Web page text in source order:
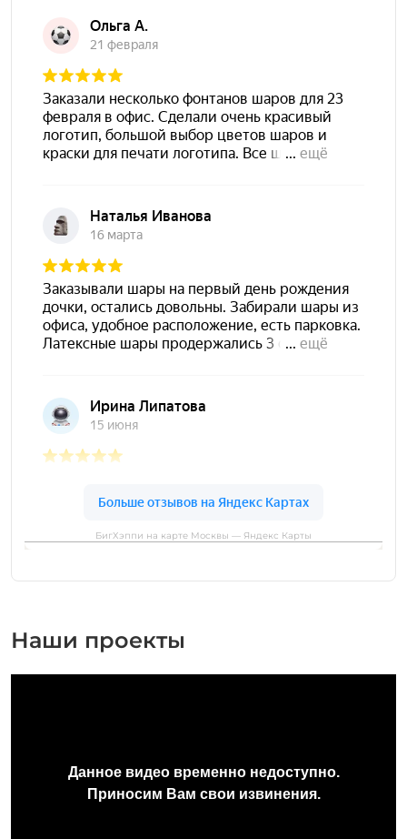
БигХэппи на карте Москвы — Яндекс Карты
Наши проекты